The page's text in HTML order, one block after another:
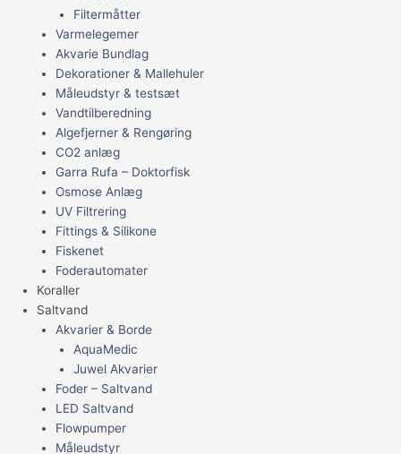
Filtermåtter
Varmelegemer
Akvarie Bundlag
Dekorationer & Mallehuler
Måleudstyr & testsæt
Vandtilberedning
Algefjerner & Rengøring
CO2 anlæg
Garra Rufa – Doktorfisk
Osmose Anlæg
UV Filtrering
Fittings & Silikone
Fiskenet
Foderautomater
Koraller
Saltvand
Akvarier & Borde
AquaMedic
Juwel Akvarier
Foder – Saltvand
LED Saltvand
Flowpumper
Måleudstyr